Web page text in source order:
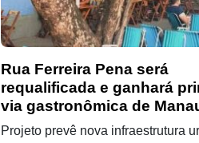
Rua Ferreira Pena será
requalificada e ganhará
via gastronômica de
Projeto prevê nova infraestrutura